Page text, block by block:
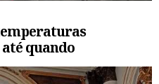
até quando